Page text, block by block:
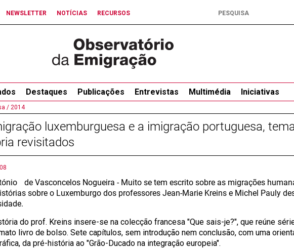
NEWSLETTER NOTÍCIAS RECURSOS
Destaques Publicações Entrevistas Multimédia Iniciativas
/ 2014
luxemburguesa e a imigração portuguesa,
revisitados
de Vasconcelos Nogueira - Muito se tem escrito sobre as migrações
sobre o Luxemburgo dos professores Jean-Marie Kreins e Michel Pauly
do prof. Kreins insere-se na colecção francesa "Que sais-je?", que reúne
livro de bolso. Sete capítulos, sem introdução nem conclusão, com uma
da pré-história ao "Grão-Ducado na integração europeia".